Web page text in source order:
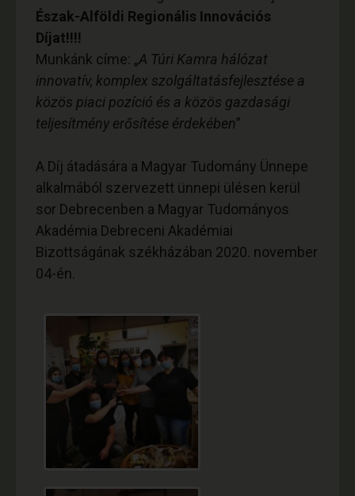
Észak-Alföldi Regionális Innovációs
Díjat!!!!
Munkánk címe: „A Túri Kamra hálózat
innovatív, komplex szolgáltatásfejlesztése a
közös piaci pozíció és a közös gazdasági
teljesítmény erősítése érdekében”
A Díj átadására a Magyar Tudomány Ünnepe
alkalmából szervezett ünnepi ülésen kerül
sor Debrecenben a Magyar Tudományos
Akadémia Debreceni Akadémiai
Bizottságának székházában 2020. november
04-én.